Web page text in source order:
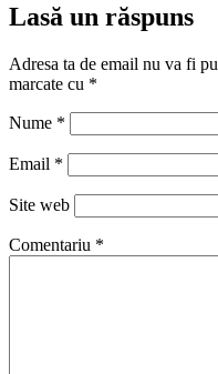
Lasă un răspuns
Adresa ta de email nu va fi
marcate cu *
Nume *
Email *
Site web
Comentariu *